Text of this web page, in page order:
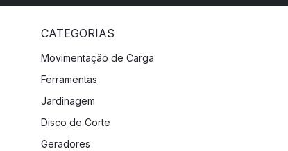
CATEGORIAS
Movimentação de Carga
Ferramentas
Jardinagem
Disco de Corte
Geradores